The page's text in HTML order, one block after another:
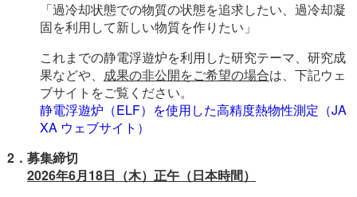
「過冷却状態での物質の状態を追求したい、過冷却凝
固を利用して新しい物質を作りたい」
これまでの静電浮遊炉を利用した研究テーマ、研究成
果などや、 成果の非公開をご希望の場合は、下記ウェ
ブサイトをご覧ください。
静電浮遊炉（ELF）を使用した高精度熱物性測定（JA
XA ウェブサイト）
2．募集締切
2026年6月18日（木）正午（日本時間）